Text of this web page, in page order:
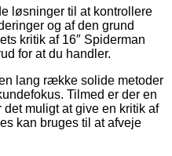
løsninger til at kontrollere
og af den grund
kritik af 16″ Spiderman
for at du handler.
lang række solide metoder
Tilmed er der en
muligt at give en kritik af
kan bruges til at afveje